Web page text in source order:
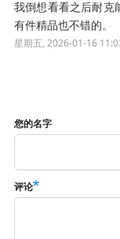
我倒想看看之后耐克
有件精品也不错的。
星期五, 2026-01-16
您的名字
评论